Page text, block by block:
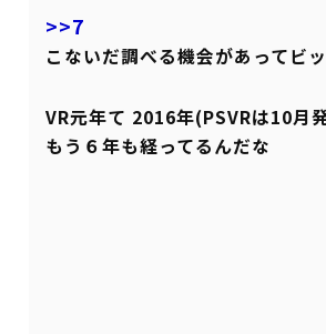
>>7
こないだ調べる機会があってビ
VR元年て 2016年(PSVRは10月
もう６年も経ってるんだな